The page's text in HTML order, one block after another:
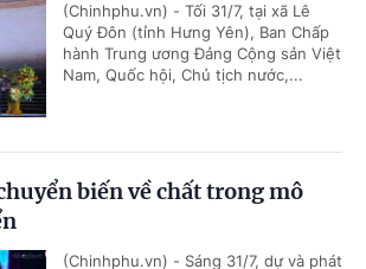
(Chinhphu.vn) - Tối 31/7, tại xã Lê
Quý Đôn (tỉnh Hưng Yên), Ban Chấp
hành Trung ương Đảng Cộng sản Việt
Nam, Quốc hội, Chủ tịch nước,...
biến về chất trong mô
(Chinhphu.vn) - Sáng 31/7, dự và phát